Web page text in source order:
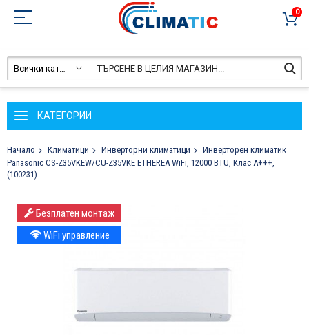
0
Всички категории
КАТЕГОРИИ
Начало Климатици Инверторни климатици
Инверторен климатик
Panasonic CS-Z35VKEW/CU-Z35VKE ETHEREA WiFi, 12000 BTU, Клас A+++,
(100231)
Преминете
към
края
на
Безплатен монтаж
WiFi управление